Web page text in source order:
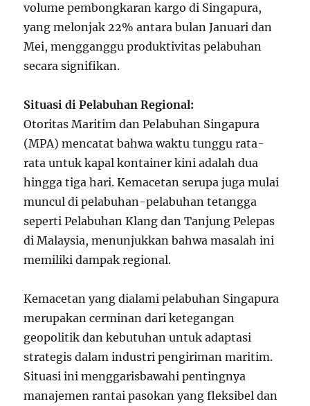
volume pembongkaran kargo di Singapura,
yang melonjak 22% antara bulan Januari dan
Mei, mengganggu produktivitas pelabuhan
secara signifikan.
Situasi di Pelabuhan Regional:
Otoritas Maritim dan Pelabuhan Singapura
(MPA) mencatat bahwa waktu tunggu rata-
rata untuk kapal kontainer kini adalah dua
hingga tiga hari. Kemacetan serupa juga mulai
muncul di pelabuhan-pelabuhan tetangga
seperti Pelabuhan Klang dan Tanjung Pelepas
di Malaysia, menunjukkan bahwa masalah ini
memiliki dampak regional.
Kemacetan yang dialami pelabuhan Singapura
merupakan cerminan dari ketegangan
geopolitik dan kebutuhan untuk adaptasi
strategis dalam industri pengiriman maritim.
Situasi ini menggarisbawahi pentingnya
manajemen rantai pasokan yang fleksibel dan